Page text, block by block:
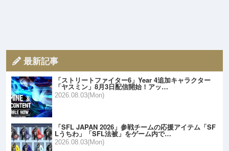
最新記事
「ストリートファイター6」Year 4追加キャラクター
「ヤスミン」8月3日配信開始！アッ…
2026.08.03(Mon)
「SFL JAPAN 2026」参戦チームの応援アイテム「SF
Lうちわ」「SFL法被」をゲーム内で…
2026.08.03(Mon)